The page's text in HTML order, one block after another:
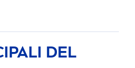
DEL